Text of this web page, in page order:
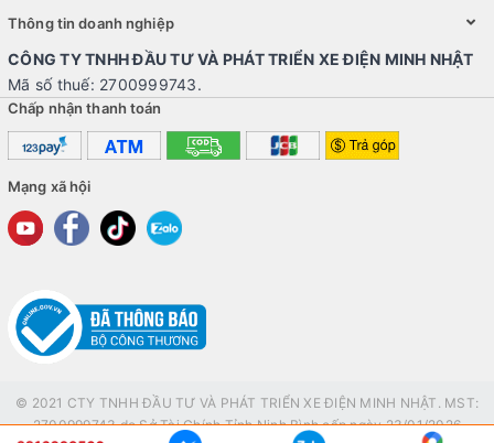
Thông tin doanh nghiệp
CÔNG TY TNHH ĐẦU TƯ VÀ PHÁT TRIỂN XE ĐIỆN MINH NHẬT
Mã số thuế: 2700999743.
Chấp nhận thanh toán
Mạng xã hội
© 2021 CTY TNHH ĐẦU TƯ VÀ PHÁT TRIỂN XE ĐIỆN MINH NHẬT. MST:
2700999743 do Sở Tài Chính Tỉnh Ninh Bình cấp ngày 23/01/2026